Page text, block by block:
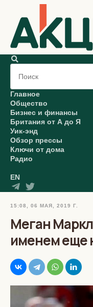
Главное
Общество
Бизнес и финансы
Британия от А до Я
Уик-энд
Обзор прессы
Ключи от дома
Радио
EN
15:08, 06 МАЯ, 2019 Г.
Меган
именем еще